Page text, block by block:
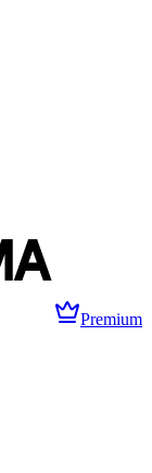
Premium